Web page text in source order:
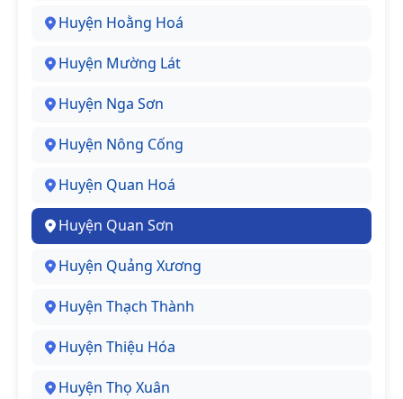
Huyện Hoằng Hoá
Huyện Mường Lát
Huyện Nga Sơn
Huyện Nông Cống
Huyện Quan Hoá
Huyện Quan Sơn
Huyện Quảng Xương
Huyện Thạch Thành
Huyện Thiệu Hóa
Huyện Thọ Xuân